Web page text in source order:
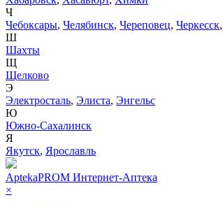
Ч
Чебоксары, Челябинск, Череповец, Черкесск,
Ш
Шахты
Щ
Щелково
Э
Электросталь, Элиста, Энгельс
Ю
Южно-Сахалинск
Я
Якутск, Ярославль
AptekaPROM Интернет-Аптека
×